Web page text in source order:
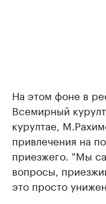
На этом фоне в
Всемирный
курултае,
привлечения на
приезжего. "Мы
вопросы,
это просто